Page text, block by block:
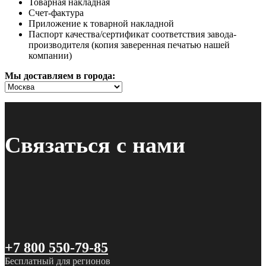
Счет-фактура
Приложение к товарной накладной
Паспорт качества/сертификат соответствия завода-
производителя (копия заверенная печатью нашей
компании)
Мы доставляем в города:
Связаться с нами
+7 800 550-79-85
Бесплатный для регионов